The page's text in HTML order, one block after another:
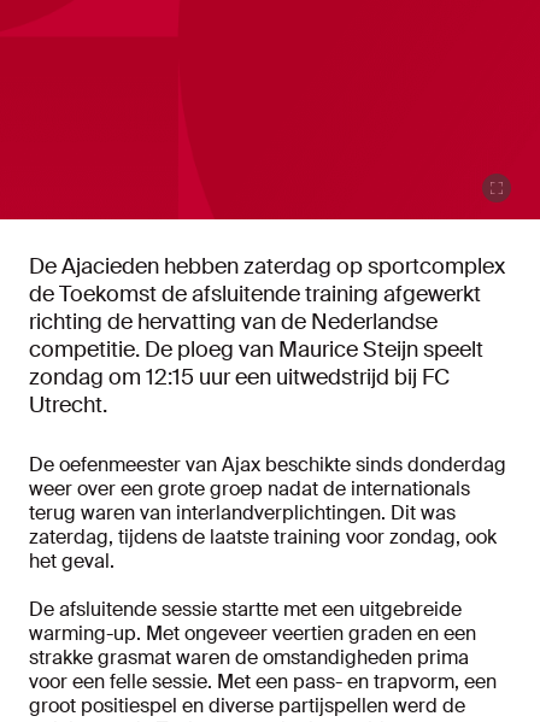
De Ajacieden hebben zaterdag op sportcomplex
de Toekomst de afsluitende training afgewerkt
richting de hervatting van de Nederlandse
competitie. De ploeg van Maurice Steijn speelt
zondag om 12:15 uur een uitwedstrijd bij FC
Utrecht.
De oefenmeester van Ajax beschikte sinds donderdag
weer over een grote groep nadat de internationals
terug waren van interlandverplichtingen. Dit was
zaterdag, tijdens de laatste training voor zondag, ook
het geval.
De afsluitende sessie startte met een uitgebreide
warming-up. Met ongeveer veertien graden en een
strakke grasmat waren de omstandigheden prima
voor een felle sessie. Met een pass- en trapvorm, een
groot positiespel en diverse partijspellen werd de